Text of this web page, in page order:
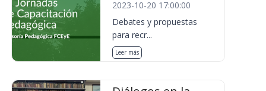
2023-10-20 17:00:00
Debates y propuestas
para recr...
Leer más